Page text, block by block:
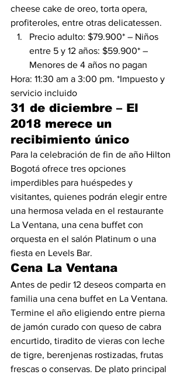
cheese cake de oreo, torta opera,
profiteroles, entre otras delicatessen.
Precio adulto: $79.900* – Niños
entre 5 y 12 años: $59.900* –
Menores de 4 años no pagan
Hora: 11:30 am a 3:00 pm. *Impuesto y
servicio incluido
31 de diciembre – El
2018 merece un
recibimiento único
Para la celebración de fin de año Hilton
Bogotá ofrece tres opciones
imperdibles para huéspedes y
visitantes, quienes podrán elegir entre
una hermosa velada en el restaurante
La Ventana, una cena buffet con
orquesta en el salón Platinum o una
fiesta en Levels Bar.
Cena La Ventana
Antes de pedir 12 deseos comparta en
familia una cena buffet en La Ventana.
Termine el año eligiendo entre pierna
de jamón curado con queso de cabra
encurtido, tiradito de vieras con leche
de tigre, berenjenas rostizadas, frutas
frescas o conservas. De plato principal